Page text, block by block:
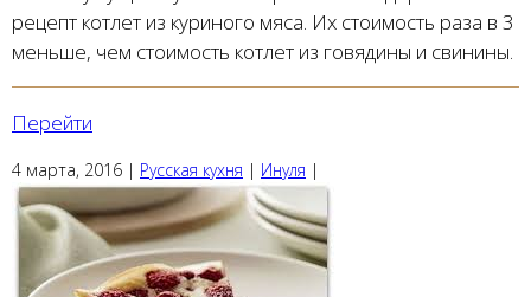
рецепт котлет из куриного мяса. Их стоимость раза в 3
меньше, чем стоимость котлет из говядины и свинины.
Перейти
4 марта, 2016 | Русская кухня | Инуля |